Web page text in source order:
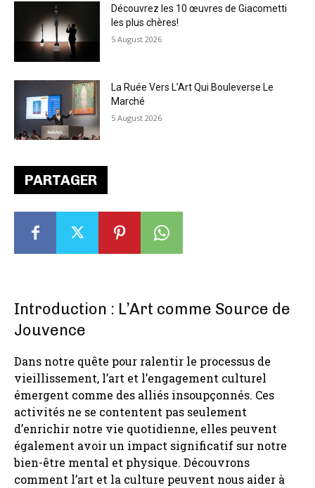
PARTAGER
Introduction : L’Art comme Source de
Jouvence
Dans notre quête pour ralentir le processus de
vieillissement, l’art et l’engagement culturel
émergent comme des alliés insoupçonnés. Ces
activités ne se contentent pas seulement
d’enrichir notre vie quotidienne, elles peuvent
également avoir un impact significatif sur notre
bien-être mental et physique. Découvrons
comment l’art et la culture peuvent nous aider à
Découvrez les 10 œuvres de Giacometti
les plus chères!
5 August 2026
La Ruée Vers L’Art Qui Bouleverse Le
Marché
5 August 2026